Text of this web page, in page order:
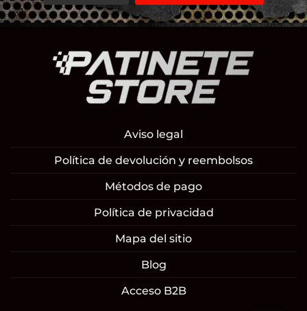
Aviso legal
Política de devolución y reembolsos
Métodos de pago
Política de privacidad
Mapa del sitio
Blog
Acceso B2B